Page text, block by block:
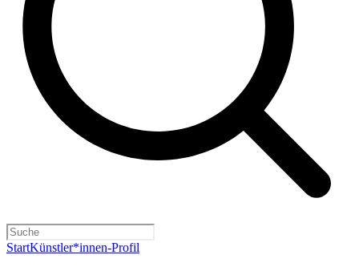
StartKünstler*innen-Profil